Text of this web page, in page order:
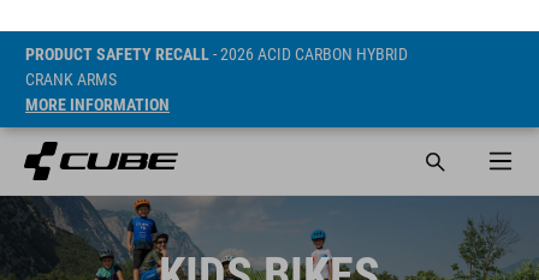
CRANK ARMS
MORE INFORMATION
KIDS BIKES